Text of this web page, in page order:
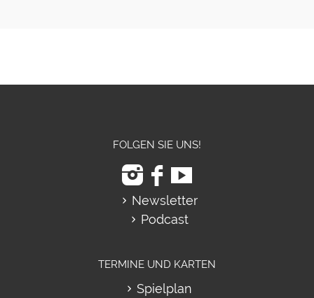
FOLGEN SIE UNS!
Newsletter
Podcast
TERMINE UND KARTEN
Spielplan